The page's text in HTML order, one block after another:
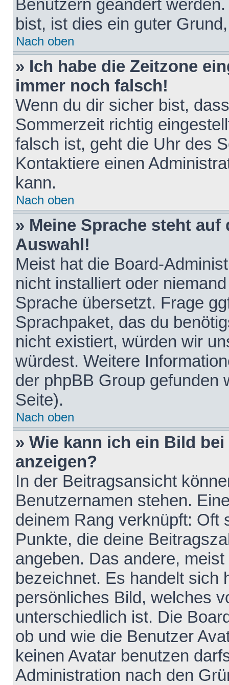
Benutzern geändert
bist, ist dies ein guter
Nach oben
» Ich habe die Zeitzone
immer noch falsch!
Wenn du dir sicher bist,
Sommerzeit richtig
falsch ist, geht die Uhr des
Kontaktiere einen
kann.
Nach oben
» Meine Sprache steht
Auswahl!
Meist hat die Board-
nicht installiert oder
Sprache übersetzt. Frage
Sprachpaket, das du
nicht existiert, würden wir
würdest. Weitere
der phpBB Group gefunden
Seite).
Nach oben
» Wie kann ich ein Bild
anzeigen?
In der Beitragsansicht
Benutzernamen stehen.
deinem Rang verknüpft: Oft
Punkte, die deine
angeben. Das andere,
bezeichnet. Es handelt sich
persönliches Bild, welches
unterschiedlich ist. Die
ob und wie die Benutzer
keinen Avatar benutzen
Administration nach den